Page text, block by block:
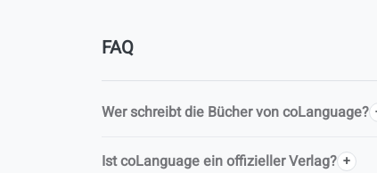
FAQ
Wer schreibt die Bücher von coLanguage?
Ist coLanguage ein offizieller Verlag?